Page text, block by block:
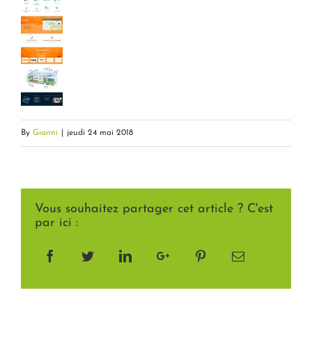
By Gianni jeudi 24 mai 2018
Vous souhaitez partager cet article ? C'est
par ici :
FacebookTwitterLinkedInGoogle+ PinterestEmail